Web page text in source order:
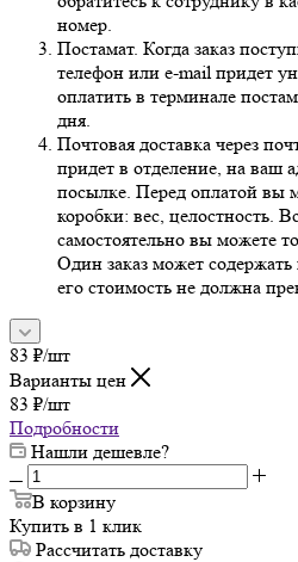
номер.
Постамат. Когда заказ
телефон или e-mail придет
оплатить в терминале
дня.
Почтовая доставка через
придет в отделение, на ваш
посылке. Перед оплатой вы
коробки: вес, целостность.
самостоятельно вы можете
Один заказ может
его стоимость не должна
83 ₽/шт
Варианты цен
83 ₽/шт
Подробности
Нашли дешевле?
В корзину
Купить в 1 клик
Рассчитать доставку